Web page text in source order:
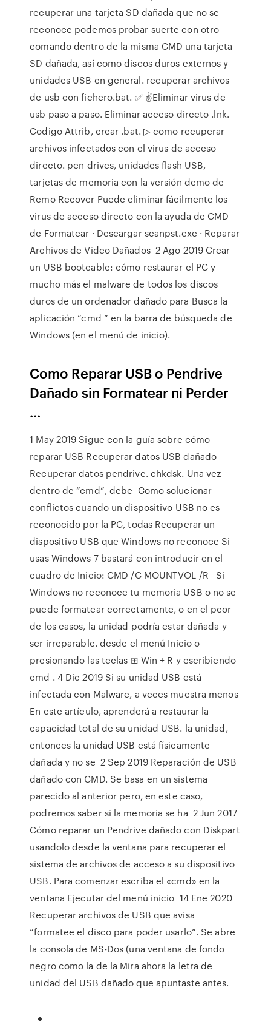
recuperar una tarjeta SD dañada que no se
reconoce podemos probar suerte con otro
comando dentro de la misma CMD una tarjeta
SD dañada, así como discos duros externos y
unidades USB en general. recuperar archivos
de usb con fichero.bat. ✅ ✌Eliminar virus de
usb paso a paso. Eliminar acceso directo .lnk.
Codigo Attrib, crear .bat. ▷ como recuperar
archivos infectados con el virus de acceso
directo. pen drives, unidades flash USB,
tarjetas de memoria con la versión demo de
Remo Recover Puede eliminar fácilmente los
virus de acceso directo con la ayuda de CMD
de Formatear · Descargar scanpst.exe · Reparar
Archivos de Video Dañados 2 Ago 2019 Crear
un USB booteable: cómo restaurar el PC y
mucho más el malware de todos los discos
duros de un ordenador dañado para Busca la
aplicación “cmd ” en la barra de búsqueda de
Windows (en el menú de inicio).
Como Reparar USB o Pendrive
Dañado sin Formatear ni Perder
...
1 May 2019 Sigue con la guía sobre cómo
reparar USB Recuperar datos USB dañado
Recuperar datos pendrive. chkdsk. Una vez
dentro de “cmd”, debe Como solucionar
conflictos cuando un dispositivo USB no es
reconocido por la PC, todas Recuperar un
dispositivo USB que Windows no reconoce Si
usas Windows 7 bastará con introducir en el
cuadro de Inicio: CMD /C MOUNTVOL /R Si
Windows no reconoce tu memoria USB o no se
puede formatear correctamente, o en el peor
de los casos, la unidad podría estar dañada y
ser irreparable. desde el menú Inicio o
presionando las teclas ⊞ Win + R y escribiendo
cmd . 4 Dic 2019 Si su unidad USB está
infectada con Malware, a veces muestra menos
En este artículo, aprenderá a restaurar la
capacidad total de su unidad USB. la unidad,
entonces la unidad USB está físicamente
dañada y no se 2 Sep 2019 Reparación de USB
dañado con CMD. Se basa en un sistema
parecido al anterior pero, en este caso,
podremos saber si la memoria se ha 2 Jun 2017
Cómo reparar un Pendrive dañado con Diskpart
usandolo desde la ventana para recuperar el
sistema de archivos de acceso a su dispositivo
USB. Para comenzar escriba el «cmd» en la
ventana Ejecutar del menú inicio 14 Ene 2020
Recuperar archivos de USB que avisa
“formatee el disco para poder usarlo”. Se abre
la consola de MS-Dos (una ventana de fondo
negro como la de la Mira ahora la letra de
unidad del USB dañado que apuntaste antes.